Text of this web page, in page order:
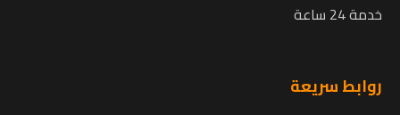
خدمة 24 ساعة
روابط سريعة